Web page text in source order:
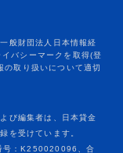
び編集者は、日本貸金
を受けています。
号：K250020096、合